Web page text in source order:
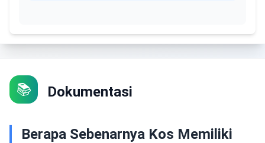
📚 Dokumentasi
Berapa Sebenarnya Kos Memiliki